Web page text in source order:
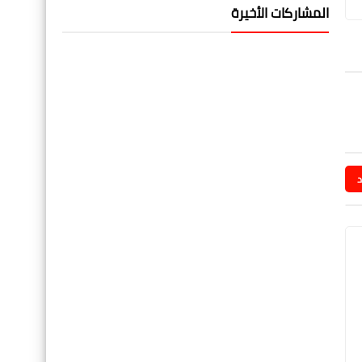
المشاركات الأخيرة